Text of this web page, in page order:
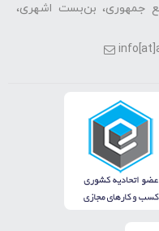
جمهوری، بن‌بست اشهری،